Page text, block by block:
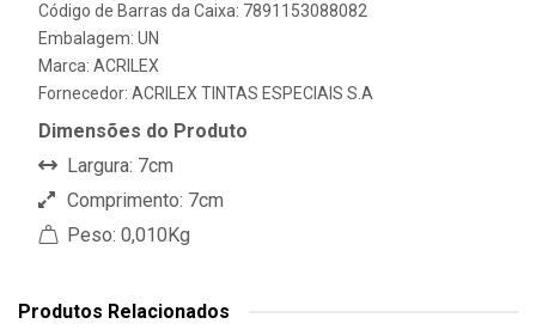
Código de Barras da Caixa: 7891153088082
Embalagem: UN
Marca: ACRILEX
Fornecedor: ACRILEX TINTAS ESPECIAIS S.A
Dimensões do Produto
Largura: 7cm
Comprimento: 7cm
Peso: 0,010Kg
Produtos Relacionados